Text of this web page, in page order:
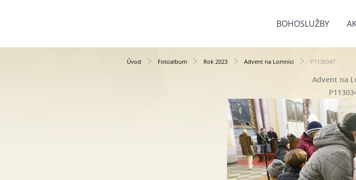
BOHOSLUŽBY
Úvod Fotoalbum Rok 2023 Advent na Lomnici P1130347
Advent na